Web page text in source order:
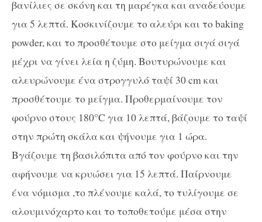
βανίλιες σε σκόνη και τη μαρέγκα και αναδεύουμε
για 5 λεπτά. Κοσκινίζουμε το αλεύρι και το baking
powder, και το προσθέτουμε στο μείγμα σιγά σιγά
μέχρι να γίνει λεία η ζύμη. Βουτυρώνουμε και
αλευρώνουμε ένα στρογγυλό ταψί 30 cm και
προσθέτουμε το μείγμα. Προθερμαίνουμε τον
φούρνο στους 180°C για 10 λεπτά, βάζουμε το ταψί
στην πρώτη σκάλα και ψήνουμε για 1 ώρα.
Βγάζουμε τη βασιλόπιτα από τον φούρνο και την
αφήνουμε να κρυώσει για 15 λεπτά. Παίρνουμε
ένα νόμισμα ,το πλένουμε καλά, το τυλίγουμε σε
αλουμινόχαρτο και το τοποθετούμε μέσα στην